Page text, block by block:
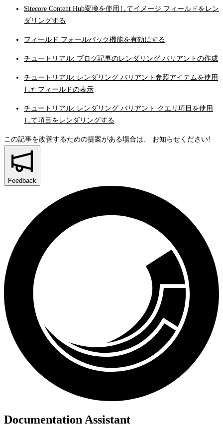
Sitecore Content Hub変換を使用してイメージ フィールドをレン
ダリングする
フィールド フォールバック機能を有効にする
チュートリアル: ブログ記事のレンダリング バリアントの作成
チュートリアル: レンダリング バリアント参照アイテムを使用
したフィールドの表示
チュートリアル: レンダリング バリアント クエリ項目を使用
して項目をレンダリングする
この記事を改善するための提案がある場合は、 お知らせください!
Feedback
Documentation Assistant